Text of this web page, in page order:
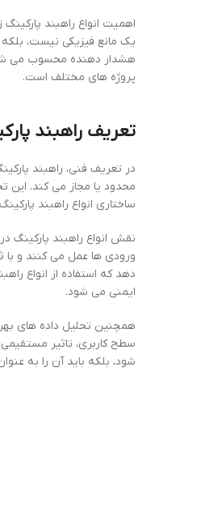
اهمیت انواع راهبند
یک مانع فیزیکی نیست،
هشدار دهنده محسوب می
پروژه های مختلف است.
تعریف راهبند
در تعریف فنی، راهبند
محدود یا مجاز می کند. این
ساختاری انواع راهبند
نقش انواع راهبند پارکینگ
ورودی ها عمل می کنند و با
دهد که استفاده از انواع
ایمنی می شود.
همچنین تحلیل داده های
سطح کاربری، تاثیر
شود، بلکه باید آن را به